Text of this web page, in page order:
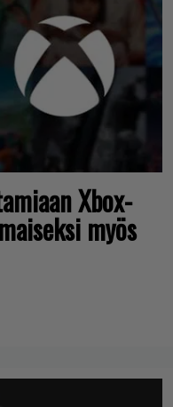
Xbox-
myös